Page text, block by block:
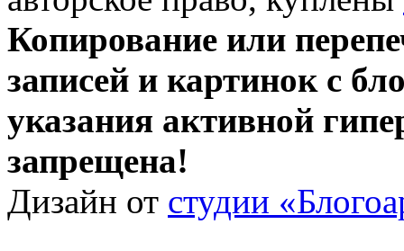
Копирование или
записей и картинок с
указания активной
запрещена!
Дизайн от студии